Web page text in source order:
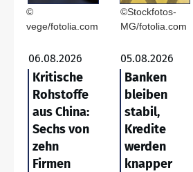
©
vege/fotolia.com
06.08.2026
Kritische
Rohstoffe
aus China:
Sechs von
zehn
Firmen
©Stockfotos-
MG/fotolia.com
05.08.2026
Banken
bleiben
stabil,
Kredite
werden
knapper